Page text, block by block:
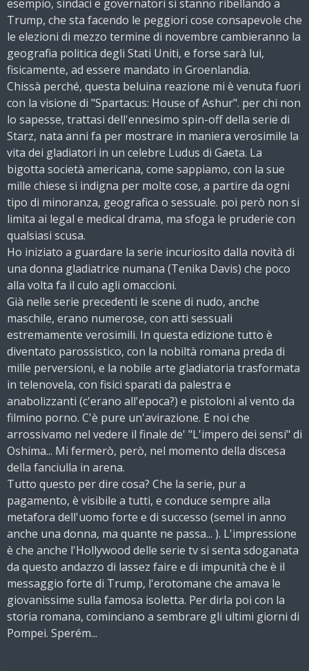
esempio, sindaci e governatori si stanno ribellando a
Trump, che sta facendo le peggiori cose consapevole che
le elezioni di mezzo termine di novembre cambieranno la
geografia politica degli Stati Uniti, e forse sarà lui,
fisicamente, ad essere mandato in Groenlandia.
Chissà perché, questa beluina reazione mi è venuta fuori
con la visione di "Spartacus: House of Ashur". per chi non
lo sapesse, trattasi dell'ennesimo spin-off della serie di
Starz, nata anni fa per mostrare in maniera verosimile la
vita dei gladiatori in un celebre Ludus di Gaeta. La
bigotta società americana, come sappiamo, con la sue
mille chiese si indigna per molte cose, a partire da ogni
tipo di minoranza, geografica o sessuale. poi però non si
limita ai legal e medical drama, ma sfoga le pruderie con
qualsiasi scusa.
Ho iniziato a guardare la serie incuriosito dalla novità di
una donna gladiatrice numana (Tenika Davis) che poco
alla volta fa il culo agli omaccioni.
Già nelle serie precedenti le scene di nudo, anche
maschile, erano numerose, con atti sessuali
estremamente verosimili. In questa edizione tutto è
diventato parossistico, con la nobiltà romana preda di
mille perversioni, e la nobile arte gladiatoria trasformata
in telenovela, con fisici sparati da palestra e
anabolizzanti (c'erano all'epoca?) e pistoloni al vento da
filmino porno. C'è pure un'avirazione. E noi che
arrossivamo nel vedere il finale de' "L'impero dei sensi" di
Oshima... Mi fermerò, però, nel momento della discesa
della fanciulla in arena.
Tutto questo per dire cosa? Che la serie, pur a
pagamento, è visibile a tutti, e conduce sempre alla
metafora dell'uomo forte e di successo (semel in anno
anche una donna, ma quante ne passa... ). L'impressione
è che anche l'Hollywood delle serie tv si senta sdoganata
da questo andazzo di lassez faire e di impunità che è il
messaggio forte di Trump, l'erotomane che amava le
giovanissime sulla famosa isoletta. Per dirla poi con la
storia romana, cominciano a sembrare gli ultimi giorni di
Pompei. Sperém...